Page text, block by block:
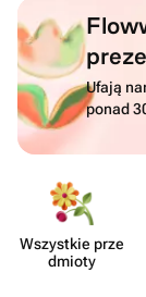
Ufają
ponad
Wszystkie prze​
dmioty